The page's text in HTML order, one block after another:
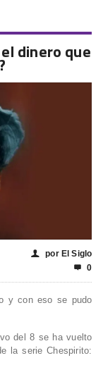
dinero que
👤 por El Siglo
 0
y con eso se pudo
del 8 se ha vuelto
la serie Chespirito: